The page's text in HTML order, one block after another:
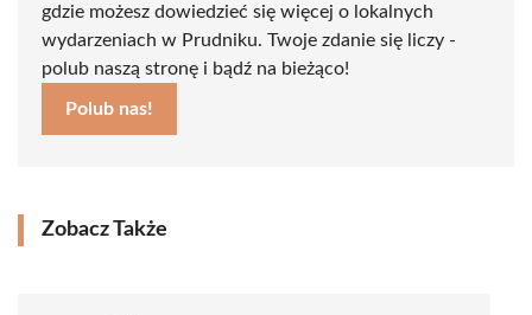
gdzie możesz dowiedzieć się więcej o lokalnych
wydarzeniach w Prudniku. Twoje zdanie się liczy -
polub naszą stronę i bądź na bieżąco!
Polub nas!
Zobacz Także